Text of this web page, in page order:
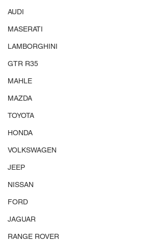
AUDI
MASERATI
LAMBORGHINI
GTR R35
MAHLE
MAZDA
TOYOTA
HONDA
VOLKSWAGEN
JEEP
NISSAN
FORD
JAGUAR
RANGE ROVER